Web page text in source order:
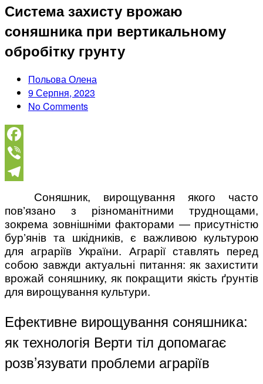
Система захисту врожаю
соняшника при вертикальному
обробітку грунту
Польова Олена
9 Серпня, 2023
No Comments
Facebook
Viber
Telegram
Соняшник, вирощування якого часто
пов’язано з різноманітними труднощами,
зокрема зовнішніми факторами — присутністю
бур’янів та шкідників, є важливою культурою
для аграріїв України. Аграрії ставлять перед
собою завжди актуальні питання: як захистити
врожай соняшнику, як покращити якість ґрунтів
для вирощування культури.
Ефективне вирощування соняшника:
як технологія Верти тіл допомагає
розв’язувати проблеми аграріїв